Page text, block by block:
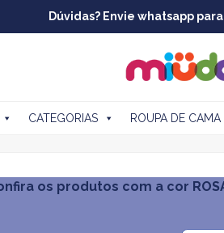
Dúvidas? Envie whatsapp para
CATEGORIAS ROUPA DE CAMA
os produtos com a cor